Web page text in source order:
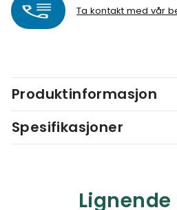
Ta kontakt med vår
Produktinformasjon
Spesifikasjoner